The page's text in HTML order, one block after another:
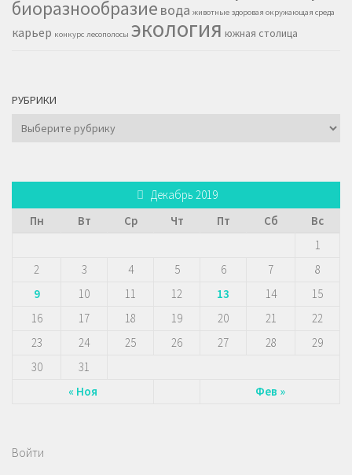
биоразнообразие вода животные здоровая окружающая среда
карьер конкурс лесополосы экология южная столица
РУБРИКИ
Рубрики
Декабрь 2019
Пн
Вт Ср Чт Пт Сб Вс
« Ноя Фев »
1
2
3 4 5 6 7
8
9
10 11 12 13 14
15
16
17 18 19 20 21
22
23
24 25 26 27 28
29
30
31
Войти